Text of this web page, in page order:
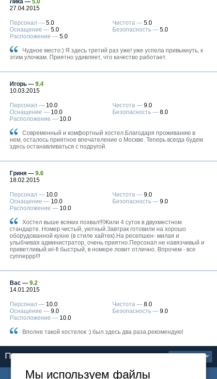
Лика — 5.0
27.04.2015
Персонал — 5.0
Оснащение — 5.0
Расположение — 5.0
Чистота — 5.0
Безопасность — 5.0
Чудное место:) Я здесь третий раз уже! уже успела привыкнуть, к
этим улочкам. Приятно удивляет, что качество работает.
Игорь — 9.4
10.03.2015
Персонал — 10.0
Оснащение — 10.0
Расположение — 10.0
Чистота — 9.0
Безопасность — 8.0
Современный и комфортный хостел.Благодаря проживанию в
нем, осталось приятное впечателение о Москве. Теперь всегда будем
здесь останавливаться с подругой.
Гриня — 9.6
18.02.2015
Персонал — 10.0
Оснащение — 10.0
Расположение — 10.0
Чистота — 9.0
Безопасность — 9.0
Хостел выше всяких похвал!!!Жили 4 суток в двухместном
стандарте. Номер чистый, уютный.Завтрак готовили на хорошо
оборудованной кухне (в стиле хайтек).На ресепшен- милая и
улыбчивая администратор, очень приятно.Персонал не навязчивый и
приветливый.wi-fi быстрый, в номере ловит отлично. Впрочем - все
супперрр!!!
Вас — 9.2
14.01.2015
Персонал — 10.0
Оснащение — 9.0
Расположение — 10.0
Чистота — 8.0
Безопасность — 9.0
Вполне такой хостелок :) был здесь два раза.рекомендую!
Показать еще
Мы используем файлы